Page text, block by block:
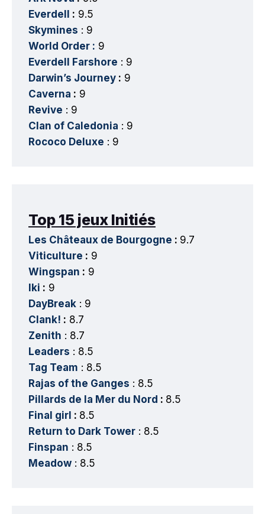
Everdell : 9.5
Skymines : 9
World Order : 9
Everdell Farshore : 9
Darwin’s Journey : 9
Caverna : 9
Revive : 9
Clan of Caledonia : 9
Rococo Deluxe : 9
Top 15 jeux Initiés
Les Châteaux de Bourgogne : 9.7
Viticulture : 9
Wingspan : 9
Iki : 9
DayBreak : 9
Clank! : 8.7
Zenith : 8.7
Leaders : 8.5
Tag Team : 8.5
Rajas of the Ganges : 8.5
Pillards de la Mer du Nord : 8.5
Final girl : 8.5
Return to Dark Tower : 8.5
Finspan : 8.5
Meadow : 8.5